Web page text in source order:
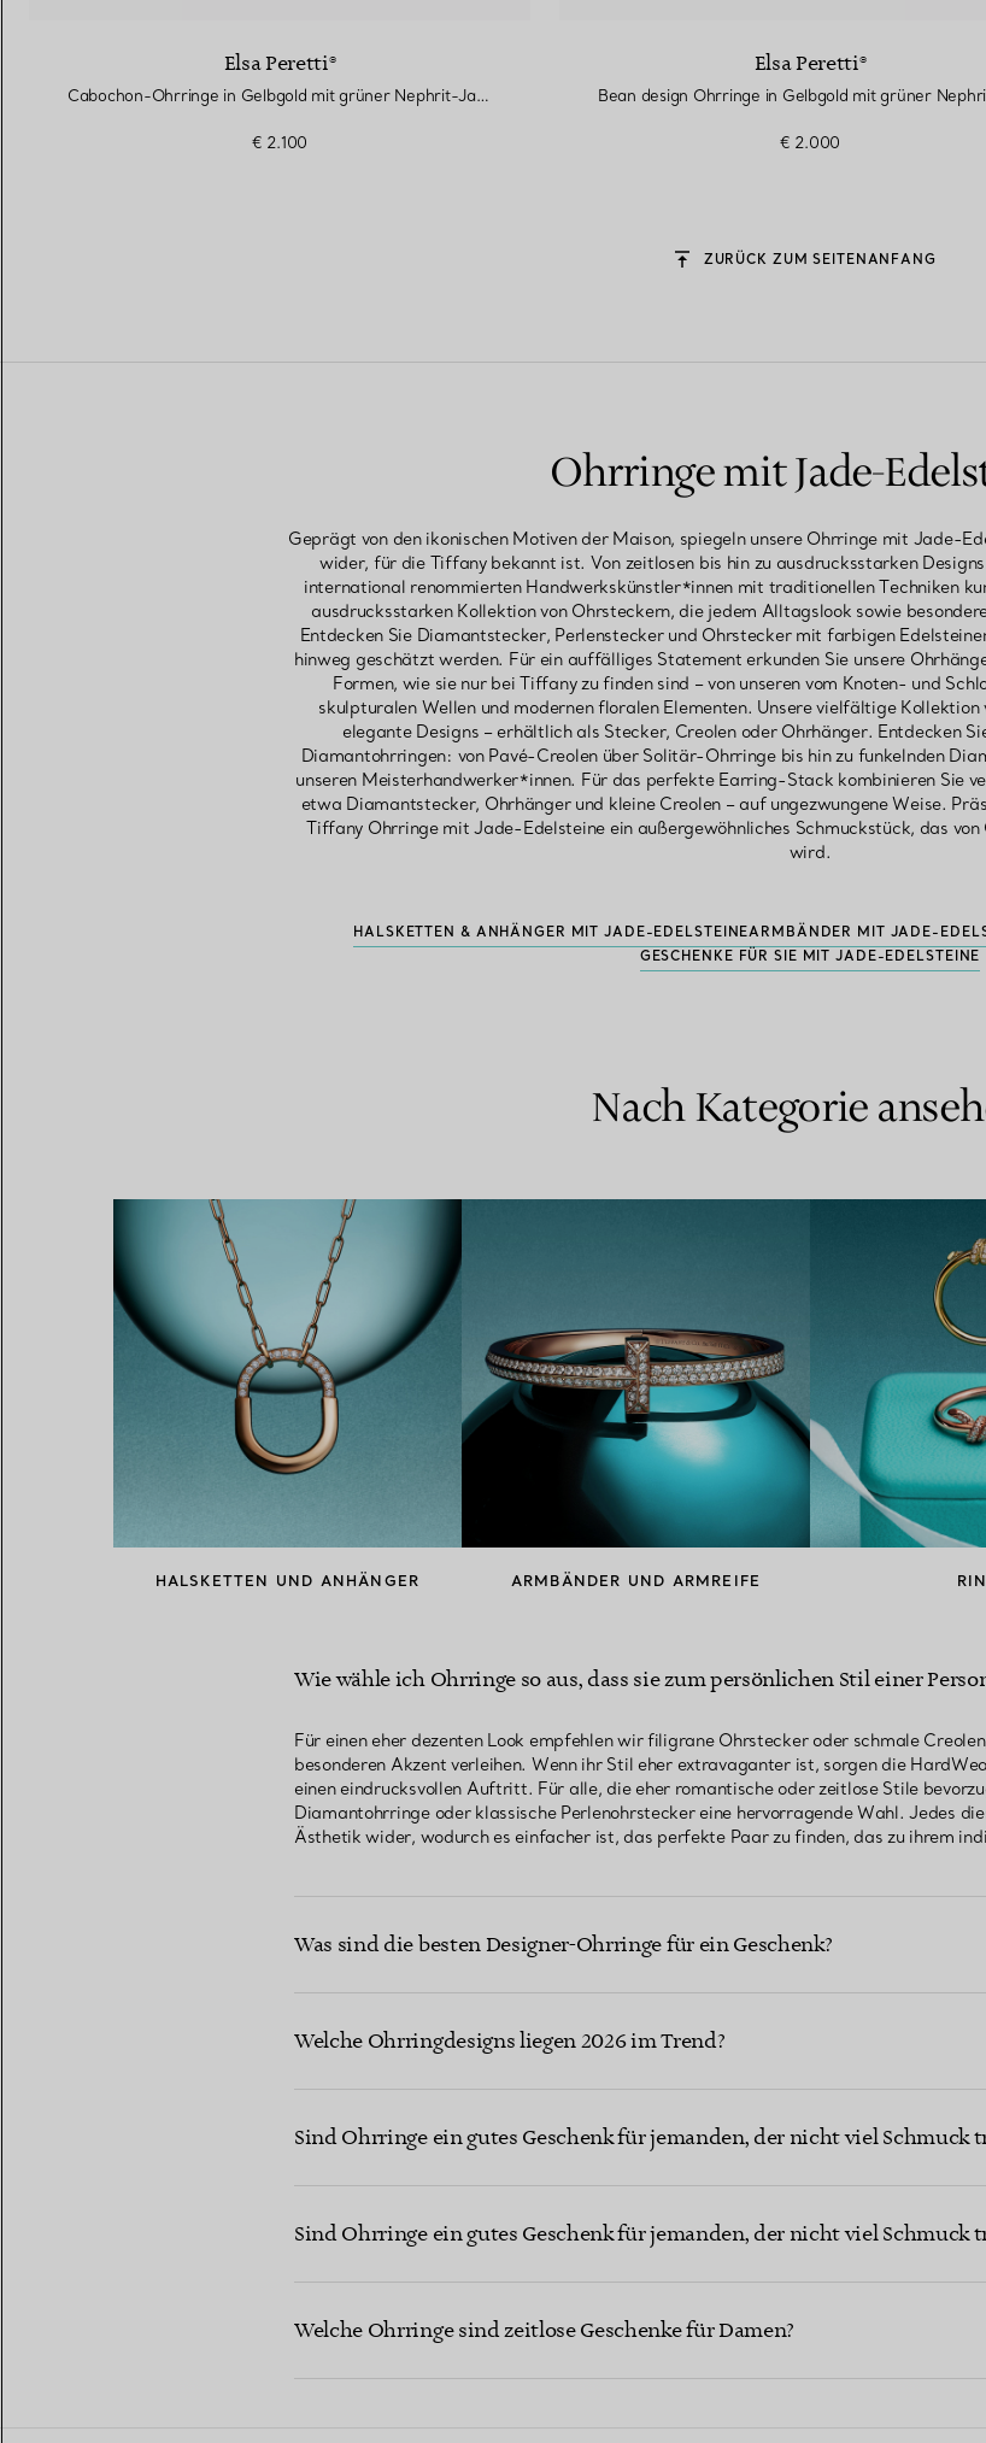
Elsa Peretti®
Cabochon-Ohrringe in Gelbgold mit grüner Nephrit-Jade
€ 2.100
Elsa Peretti®
€ 2.000
ZURÜCK ZUM SEITENANFANG
Ohrringe mit Jade-
Geprägt von den ikonischen Motiven der Maison, spiegeln unsere Ohrringe mit Jade-
wider, für die Tiffany bekannt ist. Von zeitlosen bis hin zu ausdrucksstarken
international renommierten Handwerkskünstler*innen mit traditionellen Techniken
ausdrucksstarken Kollektion von Ohrsteckern, die jedem Alltagslook sowie
Entdecken Sie Diamantstecker, Perlenstecker und Ohrstecker mit farbigen
hinweg geschätzt werden. Für ein auffälliges Statement erkunden Sie unsere
Formen, wie sie nur bei Tiffany zu finden sind – von unseren vom Knoten- und
skulpturalen Wellen und modernen floralen Elementen. Unsere vielfältige
elegante Designs – erhältlich als Stecker, Creolen oder Ohrhänger. Entdecken
Diamantohrringen: von Pavé-Creolen über Solitär-Ohrringe bis hin zu funkelnden
unseren Meisterhandwerker*innen. Für das perfekte Earring-Stack kombinieren Sie
etwa Diamantstecker, Ohrhänger und kleine Creolen – auf ungezwungene Weise.
Tiffany Ohrringe mit Jade-Edelsteine ein außergewöhnliches Schmuckstück, das
wird.
HALSKETTEN & ANHÄNGER MIT JADE-EDELSTEINEARMBÄNDER MIT JADE-
GESCHENKE FÜR SIE MIT JADE-EDELSTEINE
Nach Kategorie
HALSKETTEN UND ANHÄNGER ARMBÄNDER UND ARMREIFE
Wie wähle ich Ohrringe so aus, dass sie zum persönlichen Stil einer
Für einen eher dezenten Look empfehlen wir filigrane Ohrstecker oder schmale
besonderen Akzent verleihen. Wenn ihr Stil eher extravaganter ist, sorgen die
einen eindrucksvollen Auftritt. Für alle, die eher romantische oder zeitlose Stile
Diamantohrringe oder klassische Perlenohrstecker eine hervorragende Wahl. Jedes
Ästhetik wider, wodurch es einfacher ist, das perfekte Paar zu finden, das zu ihrem
Was sind die besten Designer-Ohrringe für ein Geschenk?
Welche Ohrringdesigns liegen 2026 im Trend?
Sind Ohrringe ein gutes Geschenk für jemanden, der nicht viel Schmuck
Sind Ohrringe ein gutes Geschenk für jemanden, der nicht viel Schmuck
Welche Ohrringe sind zeitlose Geschenke für Damen?